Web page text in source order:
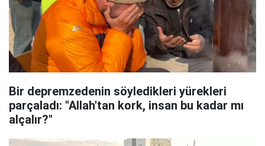
Bir depremzedenin söyledikleri yürekleri
parçaladı: "Allah'tan kork, insan bu kadar mı
alçalır?"